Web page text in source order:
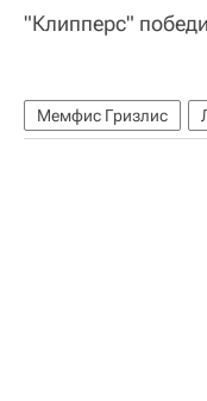
"Клипперс"
Мемфис Гризлис